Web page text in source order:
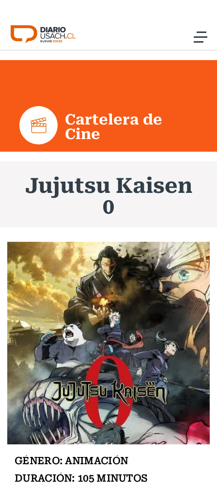
Click acá para ir directamente al contenido
Cultura
Programas Radio y TV Usach
Cartelera de
Cine
Jujutsu Kaisen
0
GÉNERO: ANIMACIÓN
DURACIÓN: 105 MINUTOS